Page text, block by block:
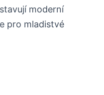
moderní
pro mladistvé